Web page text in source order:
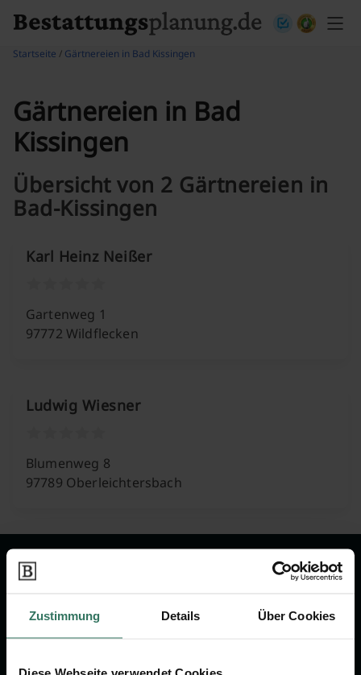
Zustimmung Details Über Cookies
Startseite / Gärtnereien in Bad Kissingen
Gärtnereien in Bad
Kissingen
Übersicht von 2 Gärtnereien in
Bad-Kissingen
Karl Heinz Neißer
Gartenweg 1
97772 Wildflecken
Ludwig Wiesner
Blumenweg 8
97789 Oberleichtersbach
Wir sind Ihr Ansprechpartner rund
Vorsorge.